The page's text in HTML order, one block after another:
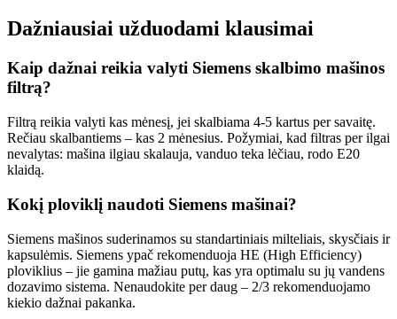
Dažniausiai užduodami klausimai
Kaip dažnai reikia valyti Siemens skalbimo mašinos
filtrą?
Filtrą reikia valyti kas mėnesį, jei skalbiama 4-5 kartus per savaitę.
Rečiau skalbantiems – kas 2 mėnesius. Požymiai, kad filtras per ilgai
nevalytas: mašina ilgiau skalauja, vanduo teka lėčiau, rodo E20
klaidą.
Kokį ploviklį naudoti Siemens mašinai?
Siemens mašinos suderinamos su standartiniais milteliais, skysčiais ir
kapsulėmis. Siemens ypač rekomenduoja HE (High Efficiency)
ploviklius – jie gamina mažiau putų, kas yra optimalu su jų vandens
dozavimo sistema. Nenaudokite per daug – 2/3 rekomenduojamo
kiekio dažnai pakanka.